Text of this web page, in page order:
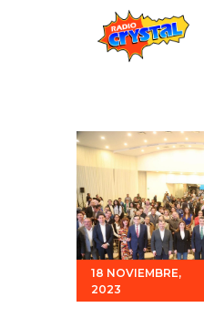
Estaciones
Eventos
Promociones
Noticias
Para ti
Contacto
18 NOVIEMBRE,
2023